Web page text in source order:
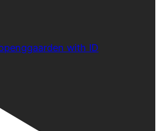
with ID